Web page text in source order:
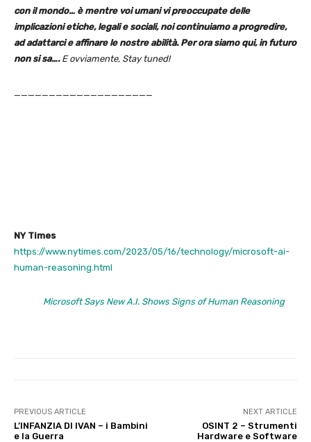
con il mondo… è mentre voi umani vi preoccupate delle
implicazioni etiche, legali e sociali, noi continuiamo a progredire,
ad adattarci e affinare le nostre abilità. Per ora siamo qui, in futuro
non si sa….E ovviamente, Stay tuned!
____________________
NY Times
https://www.nytimes.com/2023/05/16/technology/microsoft-ai-
human-reasoning.html
Microsoft Says New A.I. Shows Signs of Human Reasoning
PREVIOUS ARTICLE
L’INFANZIA DI IVAN – i Bambini
e la Guerra
NEXT ARTICLE
OSINT 2 – Strumenti
Hardware e Software